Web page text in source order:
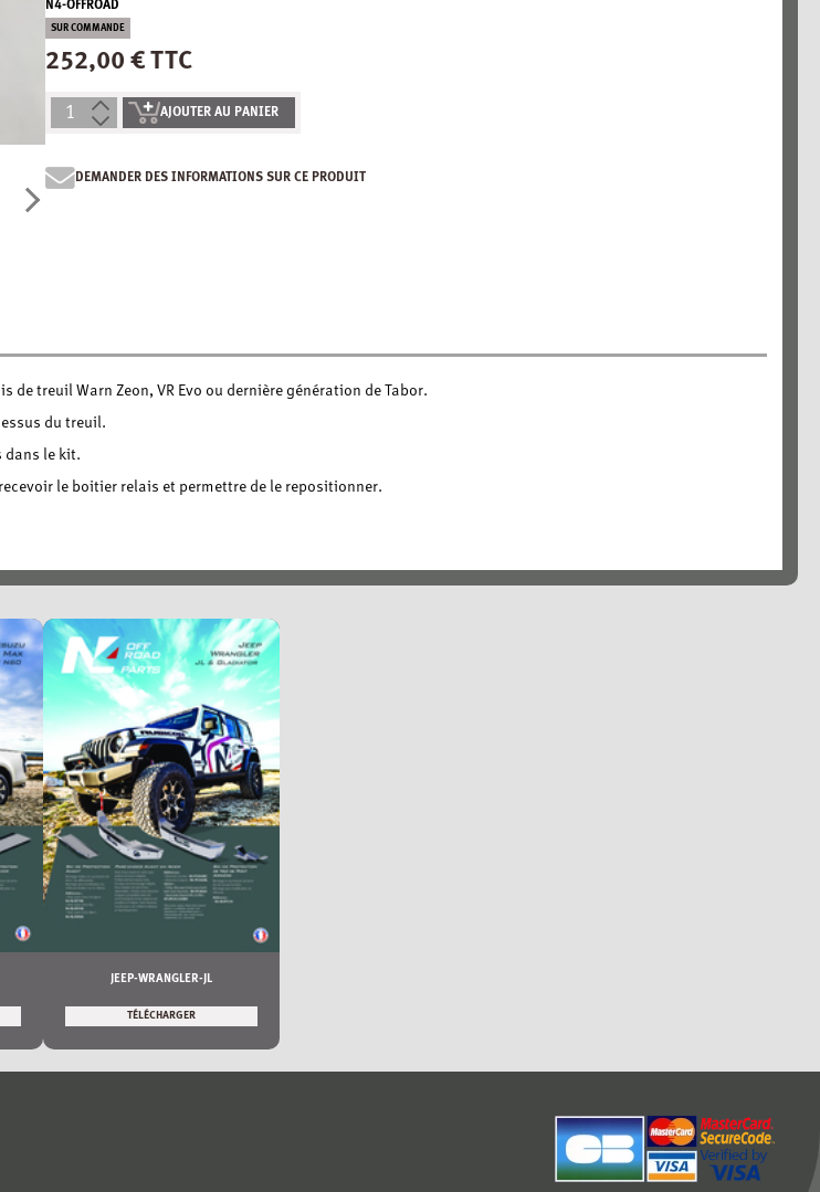
N4-OFFROAD
SUR COMMANDE
252,00 € TTC
AJOUTER AU PANIER
DEMANDER DES INFORMATIONS SUR CE PRODUIT
treuil Warn Zeon, VR Evo ou dernière génération de Tabor.
du treuil.
dans le kit.
le boitier relais et permettre de le repositionner.
JEEP-WRANGLER-JL
TÉLÉCHARGER